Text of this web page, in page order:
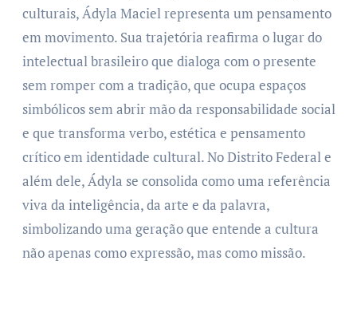
culturais, Ádyla Maciel representa um pensamento
em movimento. Sua trajetória reafirma o lugar do
intelectual brasileiro que dialoga com o presente
sem romper com a tradição, que ocupa espaços
simbólicos sem abrir mão da responsabilidade social
e que transforma verbo, estética e pensamento
crítico em identidade cultural. No Distrito Federal e
além dele, Ádyla se consolida como uma referência
viva da inteligência, da arte e da palavra,
simbolizando uma geração que entende a cultura
não apenas como expressão, mas como missão.